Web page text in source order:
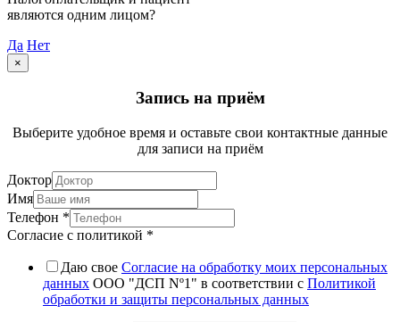
являются одним лицом?
Да Нет
×
Запись на приём
Выберите удобное время и оставьте свои контактные данные
для записи на приём
Доктор
Имя
Телефон *
Согласие с политикой *
Даю свое Согласие на обработку моих персональных
данных ООО "ДСП Nº1" в соответствии с Политикой
обработки и защиты персональных данных